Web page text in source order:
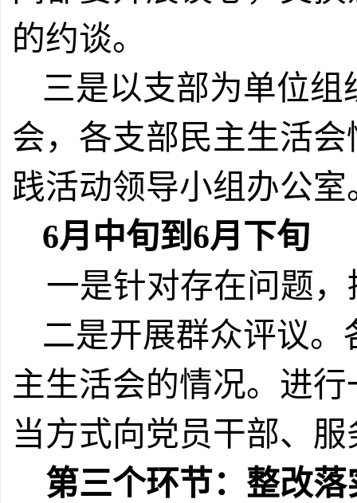
的约谈。
三是以支部为单位
会，各支部民主生活
践活动领导小组办公室
6月中旬到6月下旬
一是针对存在问题
二是开展群众评议
主生活会的情况。进
当方式向党员干部、
第三个环节：整改